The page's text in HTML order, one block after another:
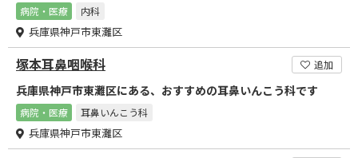
病院・医療 内科
兵庫県神戸市東灘区
塚本耳鼻咽喉科 追加
兵庫県神戸市東灘区にある、おすすめの耳鼻いんこう科です
病院・医療 耳鼻いんこう科
兵庫県神戸市東灘区